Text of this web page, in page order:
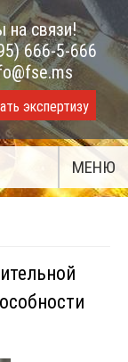
на связи!
666-5-666
экспертизу
МЕНЮ